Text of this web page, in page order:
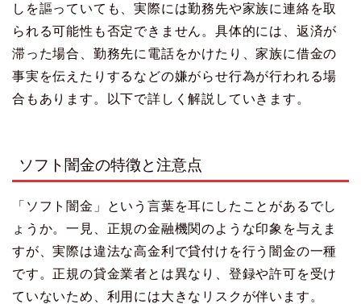
しを謳っていても、実際には勤務先や家族に連絡を取
られる可能性も否定できません。具体的には、返済が
滞った場合、勤務先に電話をかけたり、家族に借金の
事実を伝えたりするなどの嫌がらせ行為が行われる場
合もあります。以下で詳しく解説していきます。
ソフト闇金の特徴と注意点
「ソフト闇金」という言葉を耳にしたことがあるでし
ょうか。一見、正規の金融機関のような印象を与えま
すが、実際は違法な高金利で貸付けを行う闇金の一種
です。正規の貸金業者とは異なり、登録や許可を受け
ていないため、利用には大きなリスクが伴います。